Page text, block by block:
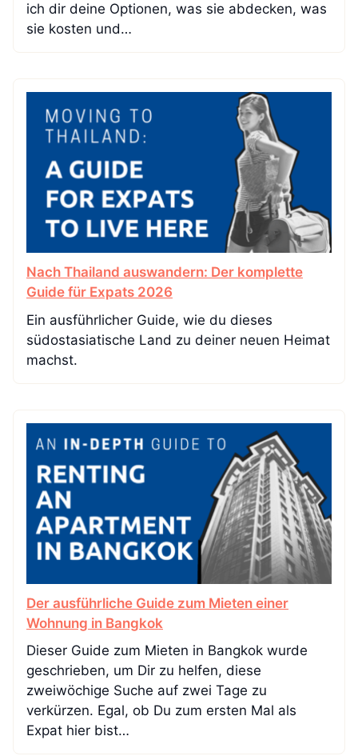
ich dir deine Optionen, was sie abdecken, was
sie kosten und…
Nach Thailand auswandern: Der komplette
Guide für Expats 2026
Ein ausführlicher Guide, wie du dieses
südostasiatische Land zu deiner neuen Heimat
machst.
Der ausführliche Guide zum Mieten einer
Wohnung in Bangkok
Dieser Guide zum Mieten in Bangkok wurde
geschrieben, um Dir zu helfen, diese
zweiwöchige Suche auf zwei Tage zu
verkürzen. Egal, ob Du zum ersten Mal als
Expat hier bist…